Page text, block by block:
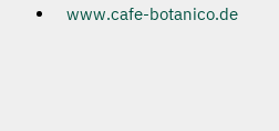
www.cafe-botanico.de